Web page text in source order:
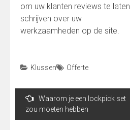
om uw klanten reviews te laten
schrijven over uw
werkzaamheden op de site.
Klussen Offerte
Bericht
navigatie
Waarom je een lockpick set
zou moeten hebben